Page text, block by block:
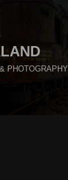
PHOTOGRAPHY